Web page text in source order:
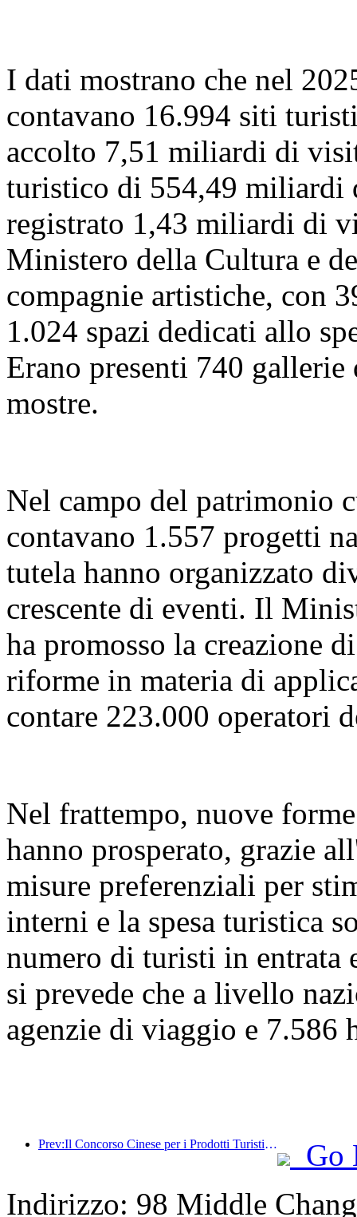
I dati mostrano che nel
contavano 16.994 siti
accolto 7,51 miliardi di
turistico di 554,49 miliardi
registrato 1,43 miliardi di
Ministero della Cultura e
compagnie artistiche, con
1.024 spazi dedicati allo
Erano presenti 740
mostre.
Nel campo del patrimonio
contavano 1.557 progetti
tutela hanno organizzato
crescente di eventi. Il
ha promosso la creazione
riforme in materia di
contare 223.000 operatori
Nel frattempo, nuove
hanno prosperato, grazie
misure preferenziali per
interni e la spesa turistica
numero di turisti in entrata
si prevede che a livello
agenzie di viaggio e 7.586
Prev:Il Concorso Cinese per i Prodotti Turistici si è svolto con successo a Xiangtan, nello Hunan.
Go
Indirizzo: 98 Middle